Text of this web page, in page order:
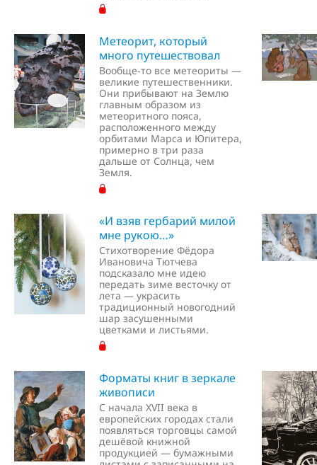
Метеорит, который
много путешествовал
Вообще-то все метеориты —
великие путешественники.
Они прибывают на Землю
главным образом из
метеоритного пояса,
расположенного между
орбитами Марса и Юпитера,
примерно в три раза
дальше от Солнца, чем
Земля.
«И взяв гербарий милой
мне рукою…»
Стихотворение Фёдора
Ивановича Тютчева
подсказало мне идею
передать зиме весточку от
лета — украсить
традиционный новогодний
шар засушенными
цветками и листьями.
Форматы книг в зеркале
живописи
С начала XVII века в
европейских городах стали
появляться торговцы самой
дешёвой книжной
продукцией — бумажными